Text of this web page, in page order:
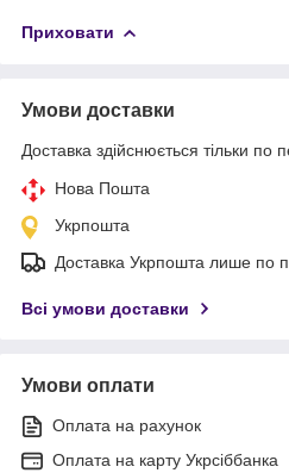
Приховати
Умови доставки
Доставка здійснюється тільки по
Нова Пошта
Укрпошта
Доставка Укрпошта лише по
Всі умови доставки
Умови оплати
Оплата на рахунок
Оплата на карту Укрсіббанка